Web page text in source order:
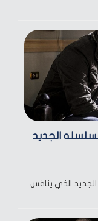
الجديد
الذي ينافس